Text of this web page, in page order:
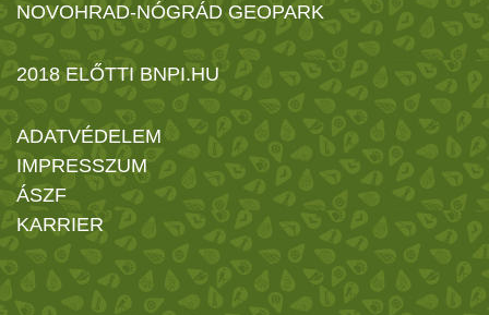
NOVOHRAD-NÓGRÁD GEOPARK
2018 ELŐTTI BNPI.HU
ADATVÉDELEM
IMPRESSZUM
ÁSZF
KARRIER